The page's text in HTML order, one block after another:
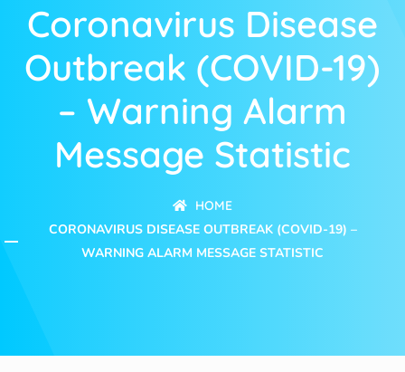
Coronavirus Disease
Outbreak (COVID-19)
– Warning Alarm
Message Statistic
HOME
CORONAVIRUS DISEASE OUTBREAK (COVID-19) –
WARNING ALARM MESSAGE STATISTIC